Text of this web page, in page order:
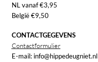
NL vanaf €3,95
België €9,50
CONTACTGEGEVENS
Contactformulier
E-mail: info@hippedeugniet.nl